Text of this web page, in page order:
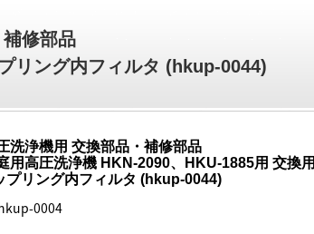
修部品
リング内フィルタ (hkup-0044)
洗浄機用 交換部品・補修部品
用高圧洗浄機 HKN-2090、HKU-1885用 交換用
プリング内フィルタ (hkup-0044)
0004